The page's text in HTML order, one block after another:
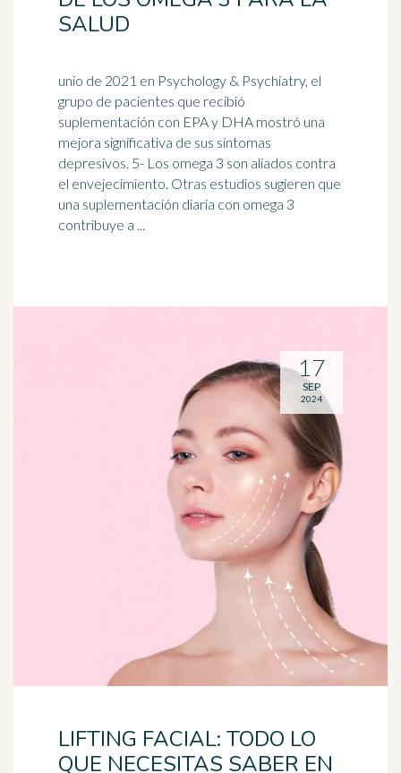
SALUD
unio de 2021 en Psychology & Psychiatry, el
grupo de pacientes que recibió
suplementación con EPA y DHA mostró una
mejora significativa de sus síntomas
depresivos. 5- Los omega 3 son aliados contra
el envejecimiento. Otras estudios sugieren que
una suplementación diaria con omega 3
contribuye a ...
LIFTING FACIAL: TODO LO
QUE NECESITAS SABER EN
17
SEP
2024